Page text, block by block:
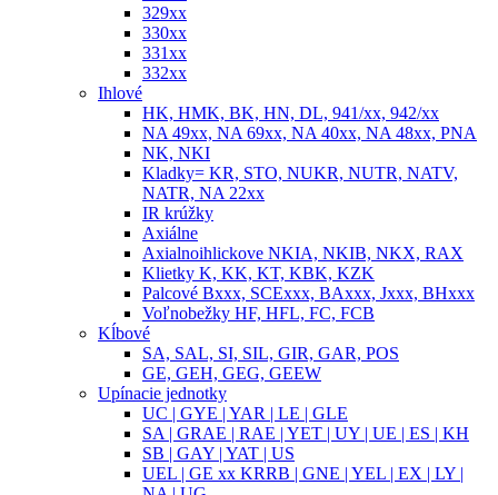
329xx
330xx
331xx
332xx
Ihlové
HK, HMK, BK, HN, DL, 941/xx, 942/xx
NA 49xx, NA 69xx, NA 40xx, NA 48xx, PNA
NK, NKI
Kladky= KR, STO, NUKR, NUTR, NATV,
NATR, NA 22xx
IR krúžky
Axiálne
Axialnoihlickove NKIA, NKIB, NKX, RAX
Klietky K, KK, KT, KBK, KZK
Palcové Bxxx, SCExxx, BAxxx, Jxxx, BHxxx
Voľnobežky HF, HFL, FC, FCB
Kĺbové
SA, SAL, SI, SIL, GIR, GAR, POS
GE, GEH, GEG, GEEW
Upínacie jednotky
UC | GYE | YAR | LE | GLE
SA | GRAE | RAE | YET | UY | UE | ES | KH
SB | GAY | YAT | US
UEL | GE xx KRRB | GNE | YEL | EX | LY |